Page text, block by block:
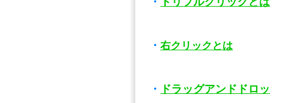
・ 右クリックとは
・
ドラッグアンドドロッ